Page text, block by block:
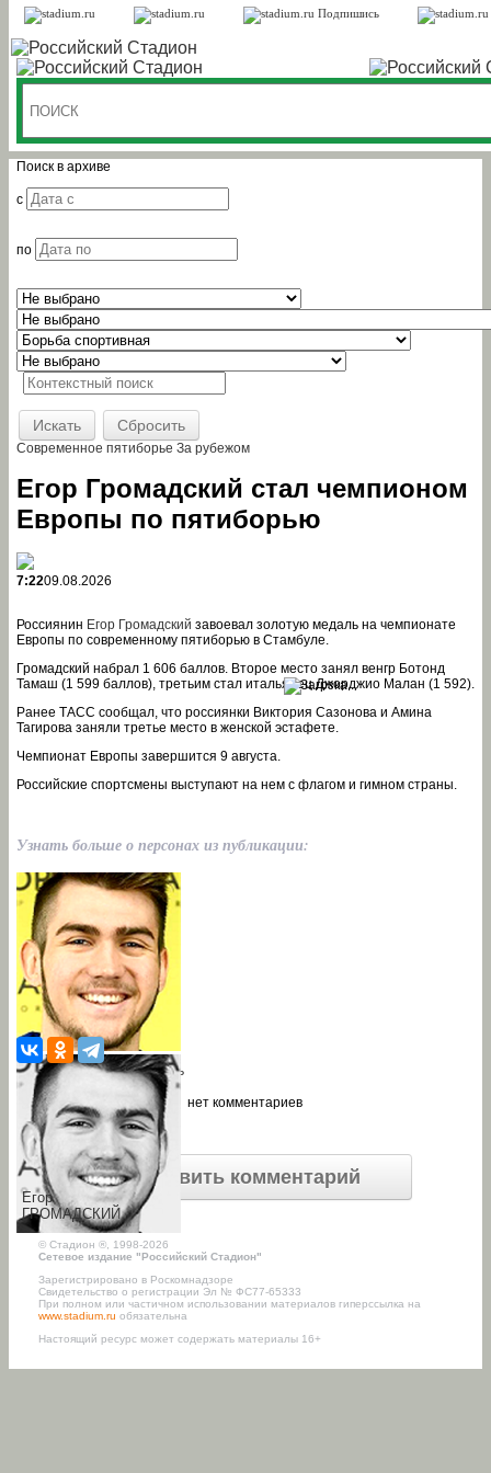
Подпишись
Поиск в архиве
c
по
Искать Сбросить
Современное пятиборье За рубежом
Егор Громадский стал чемпионом
Европы по пятиборью
7:2209.08.2026
Россиянин Егор Громадский завоевал золотую медаль на чемпионате
Европы по современному пятиборью в Стамбуле.
Громадский набрал 1 606 баллов. Второе место занял венгр Ботонд
Тамаш (1 599 баллов), третьим стал итальянец Джорджио Малан (1 592).
Ранее ТАСС сообщал, что россиянки Виктория Сазонова и Амина
Тагирова заняли третье место в женской эстафете.
Чемпионат Европы завершится 9 августа.
Российские спортсмены выступают на нем с флагом и гимном страны.
Узнать больше о персонах из публикации:
Егор
ГРОМАДСКИЙ
Прямая ссылка на новость
нет комментариев
Добавить комментарий
© Стадион ®, 1998-2026
Сетевое издание "Российский Стадион"
Зарегистрировано в Роскомнадзоре
Свидетельство о регистрации Эл № ФС77-65333
При полном или частичном использовании материалов гиперссылка на
www.stadium.ru обязательна
Настоящий ресурс может содержать материалы 16+